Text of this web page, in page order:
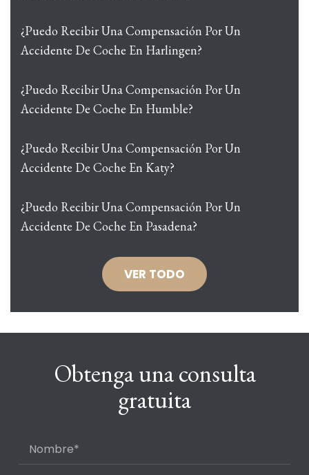
¿Puedo Recibir Una Compensación Por Un
Accidente De Coche En Harlingen?
¿Puedo Recibir Una Compensación Por Un
Accidente De Coche En Humble?
¿Puedo Recibir Una Compensación Por Un
Accidente De Coche En Katy?
¿Puedo Recibir Una Compensación Por Un
Accidente De Coche En Pasadena?
VER TODO
Obtenga una consulta
gratuita